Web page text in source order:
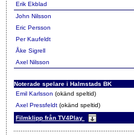
Erik Ekblad
John Nilsson
Eric Persson
Per Kaufeldt
Åke Sigrell
Axel Nilsson
Noterade spelare i Halmstads BK
Emil Karlsson (okänd speltid)
Axel Pressfeldt (okänd speltid)
Filmklipp från TV4Play